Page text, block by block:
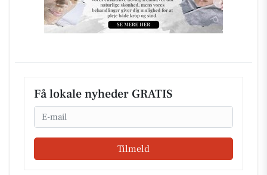
Få lokale nyheder GRATIS
Email
Tilmeld